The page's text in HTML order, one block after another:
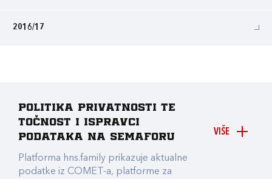
2016/17
VIŠE
Politika privatnosti te
točnost i ispravci
podataka na Semaforu
Platforma hns.family prikazuje aktualne
podatke iz COMET-a, platforme za